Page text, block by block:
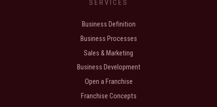
SERVICES
Business Definition
Business Processes
Sales & Marketing
Business Development
Open a Franchise
Franchise Concepts